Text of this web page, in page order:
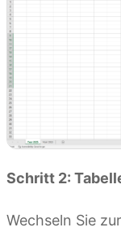
Schritt 2:
Wechseln Sie